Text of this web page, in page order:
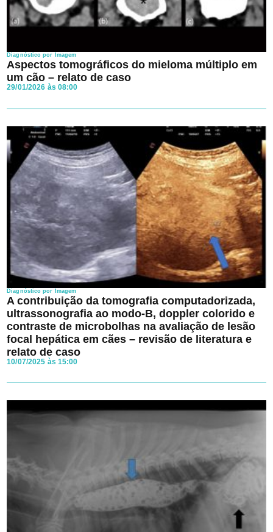
Diagnóstico por Imagem
Aspectos tomográficos do mieloma múltiplo em
um cão – relato de caso
29/01/2026 às 08:00
Diagnóstico por Imagem
A contribuição da tomografia computadorizada,
ultrassonografia ao modo-B, doppler colorido e
contraste de microbolhas na avaliação de lesão
focal hepática em cães – revisão de literatura e
relato de caso
10/07/2025 às 15:00